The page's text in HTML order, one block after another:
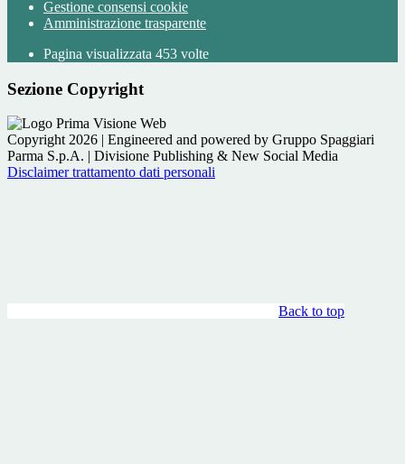
Gestione consensi cookie
Amministrazione trasparente
Pagina visualizzata 453 volte
Sezione Copyright
Copyright 2026 | Engineered and powered by Gruppo Spaggiari
Parma S.p.A. | Divisione Publishing & New Social Media
Disclaimer trattamento dati personali
Back to top